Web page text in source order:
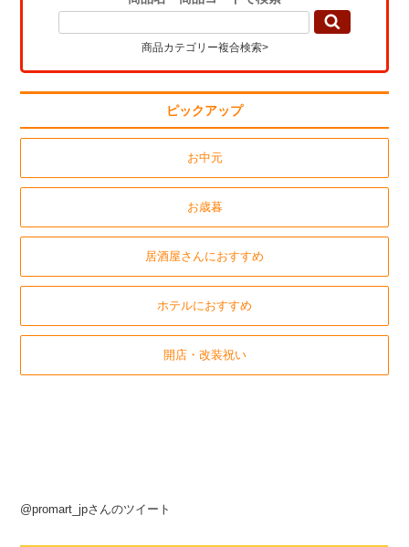
商品カテゴリー複合検索>
ピックアップ
お中元
お歳暮
居酒屋さんにおすすめ
ホテルにおすすめ
開店・改装祝い
@promart_jpさんのツイート